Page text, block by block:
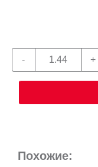
Похожие: